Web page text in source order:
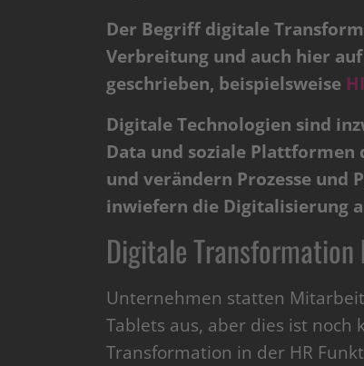
Der Begriff digitale
Verbreitung und auch hier
geschrieben, beispielsweise
Digitale Technologien sind
Data und soziale
und verändern Prozesse und
inwiefern die Digitalisierung
Digitale
Unternehmen statten
Tablets aus, aber dies ist
Transformation in der HR